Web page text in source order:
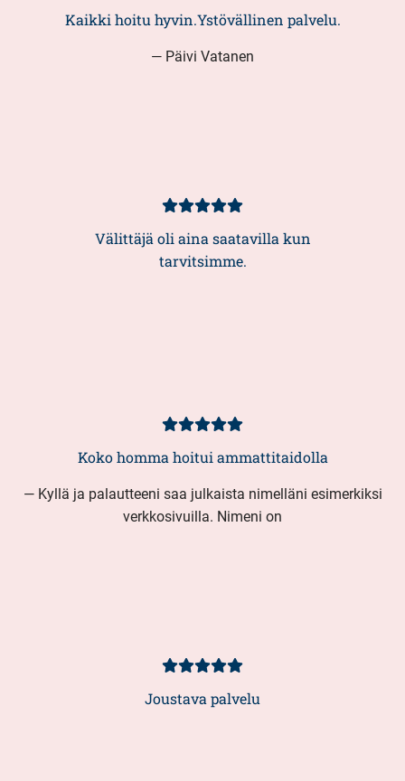
5/5
Kaikki hoitu hyvin.Ystövällinen palvelu.
— Päivi Vatanen
Asiakasarvio
5/5
Välittäjä oli aina saatavilla kun
tarvitsimme.
Asiakasarvio
5/5
Koko homma hoitui ammattitaidolla
— Kyllä ja palautteeni saa julkaista nimelläni esimerkiksi
verkkosivuilla. Nimeni on
Asiakasarvio
5/5
Joustava palvelu